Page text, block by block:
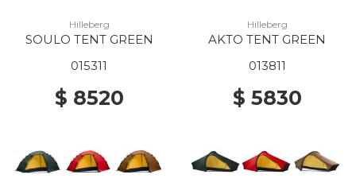
Hilleberg
SOULO TENT GREEN
015311
$ 8520
Hilleberg
AKTO TENT GREEN
013811
$ 5830